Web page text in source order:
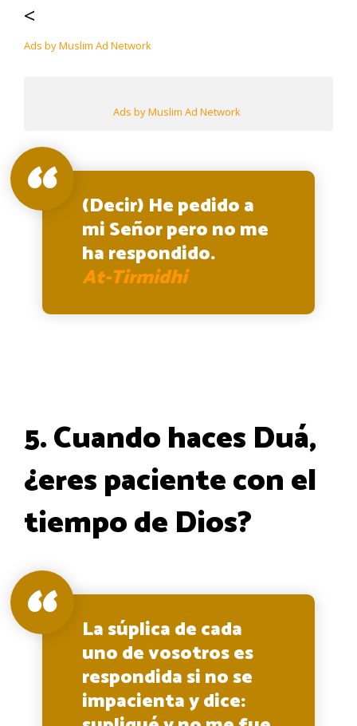
<
Ads by Muslim Ad Network
Ads by Muslim Ad Network
(Decir) He pedido a
mi Señor pero no me
ha respondido.
At-Tirmidhi
5. Cuando haces Duá,
¿eres paciente con el
tiempo de Dios?
La súplica de cada
uno de vosotros es
respondida si no se
impacienta y dice: